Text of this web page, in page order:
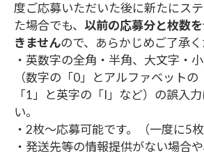
度ご応募いただいた後に新たにス
た場合でも、 以前の応募分と枚数
きませんので、あらかじめご了承く
・英数字の全角・半角、大文字・
（数字の「0」とアルファベット
「1」と英字の「I」など）の誤入
い。
・2枚～応募可能です。（一度に5枚
・発送先等の情報提供がない場合